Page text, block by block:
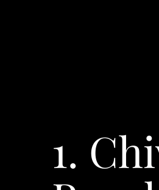
1.